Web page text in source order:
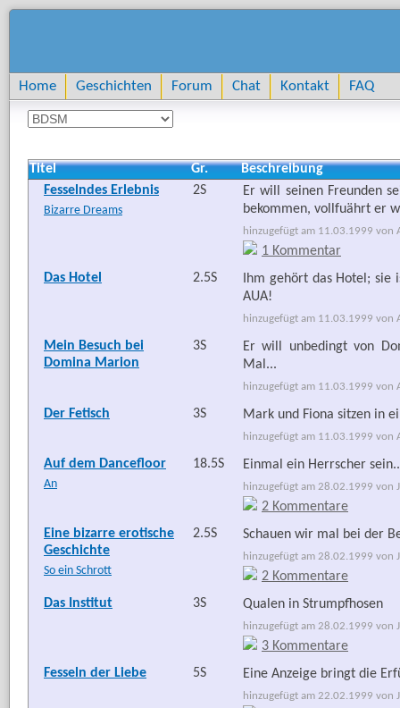
Home Geschichten Forum Chat Kontakt FAQ
Titel Gr.
Beschreibung
Fesselndes Erlebnis
Bizarre Dreams
2S
Er will seinen Freunden
bekommen, vollfuährt er
hinzugefügt am 11.03.1999 von
1 Kommentar
Das Hotel
2.5S
Ihm gehört das Hotel;
AUA!
hinzugefügt am 11.03.1999 von
Mein Besuch bei
Domina Marion
3S
Er will unbedingt von
Mal...
hinzugefügt am 11.03.1999 von
Der Fetisch 3S Mark und Fiona sitzen in
hinzugefügt am 11.03.1999 von
Auf dem Dancefloor
An
18.5S Einmal ein Herrscher
hinzugefügt am 28.02.1999 von
2 Kommentare
Eine bizarre erotische
Geschichte
So ein Schrott
2.5S Schauen wir mal bei der
hinzugefügt am 28.02.1999 von
2 Kommentare
Das Institut
3S Qualen in Strumpfhosen
hinzugefügt am 28.02.1999 von
3 Kommentare
Fesseln der Liebe
5S Eine Anzeige bringt die
hinzugefügt am 22.02.1999 von